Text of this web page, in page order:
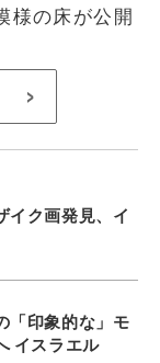
様の床が公開
>
イク画発見、イ
「印象的な」モ
イスラエル